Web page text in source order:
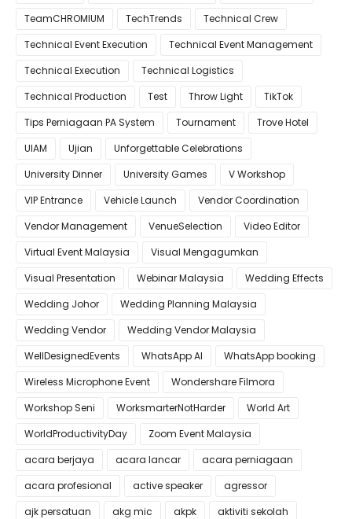
TeamCHROMIUM
TechTrends
Technical Crew
Technical Event Execution
Technical Event Management
Technical Execution
Technical Logistics
Technical Production
Test Throw Light
TikTok
Tips Perniagaan PA System
Tournament
Trove Hotel
UIAM
Ujian
Unforgettable Celebrations
University Dinner
University Games
V Workshop
VIP Entrance
Vehicle Launch
Vendor Coordination
Vendor Management
VenueSelection
Video Editor
Virtual Event Malaysia
Visual Mengagumkan
Visual Presentation
Webinar Malaysia
Wedding Effects
Wedding Johor
Wedding Planning Malaysia
Wedding Vendor
Wedding Vendor Malaysia
WellDesignedEvents
WhatsApp AI
WhatsApp booking
Wireless Microphone Event
Wondershare Filmora
Workshop Seni
WorksmarterNotHarder
World Art
WorldProductivityDay
Zoom Event Malaysia
acara berjaya
acara lancar
acara perniagaan
acara profesional
active speaker
agressor
ajk persatuan
akg mic akpk
aktiviti sekolah